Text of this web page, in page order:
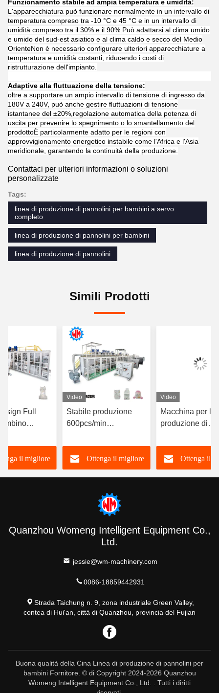
Le nostre attrezzature di produzione di pannolini per
bambini combinano la tradizionale competenza di
produzione con la moderna durata.La struttura principale
utilizza acciaio legato ad alta resistenza con trattamento
termico speciale per eccezionali proprietà anti-
affaticamento e anti-usuraI componenti critici, compresi gli
utensili e gli stampi, sono dotati di materiali resistenti
all'usura di alta qualità con un trattamento superficiale
fronte a condizioni di lavoro estreme
Funzionamento stabile ad ampia temperatura e umidità:
L'apparecchiatura può funzionare normalmente in un intervallo di
temperatura compreso tra -10 °C e 45 °C e in un intervallo di
umidità compreso tra il 30% e il 90%.Può adattarsi al clima umido
e umido del sud-est asiatico e al clima caldo e secco del Medio
OrienteNon è necessario configurare ulteriori apparecchiature a
temperatura e umidità costanti, riducendo i costi di
ristrutturazione dell'impianto.
Adaptive alla fluttuazione della tensione:
oltre a supportare un ampio intervallo di tensione di ingresso da
istantanee del ±20%,regolazione automatica della potenza di
uscita per prevenire lo spegnimento o lo smantellamento del
prodottoÈ particolarmente adatto per le regioni con
Contattaci per ulteriori informazioni o soluzioni
Tags:
linea di produzione di pannolini per bambini a servo
linea di produzione di pannolini per bambini
linea di produzione di pannolini
Simili Prodotti